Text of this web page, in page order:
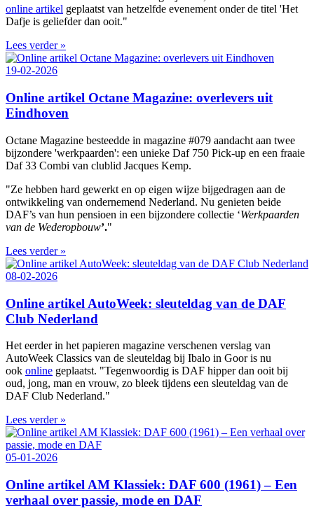
online artikel geplaatst van hetzelfde evenement onder de titel 'Het
Dafje is geliefder dan ooit."
Lees verder »
19-02-2026
Online artikel Octane Magazine: overlevers uit
Eindhoven
Octane Magazine besteedde in magazine #079 aandacht aan twee
bijzondere 'werkpaarden': een unieke Daf 750 Pick-up en een fraaie
Daf 33 Combi van clublid Jacques Kemp.
"Ze hebben hard gewerkt en op eigen wijze bijgedragen aan de
ontwikkeling van ondernemend Nederland. Nu genieten beide
DAF’s van hun pensioen in een bijzondere collectie ‘Werkpaarden
van de Wederopbouw’."
Lees verder »
08-02-2026
Online artikel AutoWeek: sleuteldag van de DAF
Club Nederland
Het eerder in het papieren magazine verschenen verslag van
AutoWeek Classics van de sleuteldag bij Ibalo in Goor is nu
ook online geplaatst. "Tegenwoordig is DAF hipper dan ooit bij
oud, jong, man en vrouw, zo bleek tijdens een sleuteldag van de
DAF Club Nederland."
Lees verder »
05-01-2026
Online artikel AM Klassiek: DAF 600 (1961) – Een
verhaal over passie, mode en DAF